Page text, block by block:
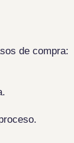
de compra: